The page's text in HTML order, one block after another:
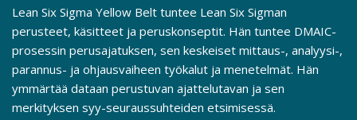
Lean Six Sigma Yellow Belt tuntee Lean Six Sigman
perusteet, käsitteet ja peruskonseptit. Hän tuntee DMAIC-
prosessin perusajatuksen, sen keskeiset mittaus-, analyysi-,
parannus- ja ohjausvaiheen työkalut ja menetelmät. Hän
ymmärtää dataan perustuvan ajattelutavan ja sen
merkityksen syy-seuraussuhteiden etsimisessä.